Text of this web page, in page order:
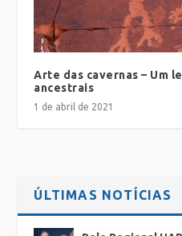
Arte das cavernas – Um
ancestrais
1 de abril de 2021
ÚLTIMAS NOTÍCIAS